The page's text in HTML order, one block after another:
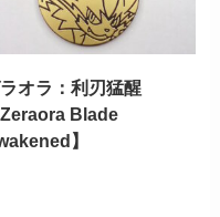
オラ：利刃猛醒
Zeraora Blade
】